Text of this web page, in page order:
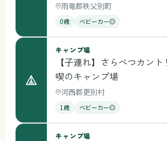
雨竜郡秩父別町
0歳 ベビーカー◎
キャンプ場
【子連れ】さらべつカン
喫のキャンプ場
河西郡更別村
1歳 ベビーカー◎
キャンプ場